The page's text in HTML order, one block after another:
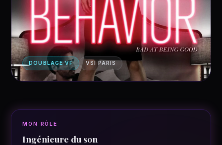
DOUBLAGE VF VSI PARIS
MON RÔLE
Ingénieure du son